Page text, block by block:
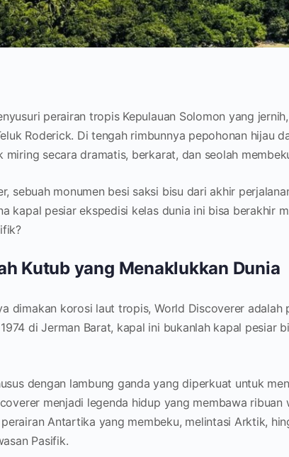
perairan tropis Kepulauan Solomon yang
Roderick. Di tengah rimbunnya pepohonan hijau
miring secara dramatis, berkarat, dan seolah
sebuah monumen besi saksi bisu dari akhir
kapal pesiar ekspedisi kelas dunia ini bisa berakhir
Kutub yang Menaklukkan Dunia
dimakan korosi laut tropis, World Discoverer adalah
di Jerman Barat, kapal ini bukanlah kapal pesiar
dengan lambung ganda yang diperkuat untuk
menjadi legenda hidup yang membawa ribuan
Antartika yang membeku, melintasi Arktik,
Pasifik.